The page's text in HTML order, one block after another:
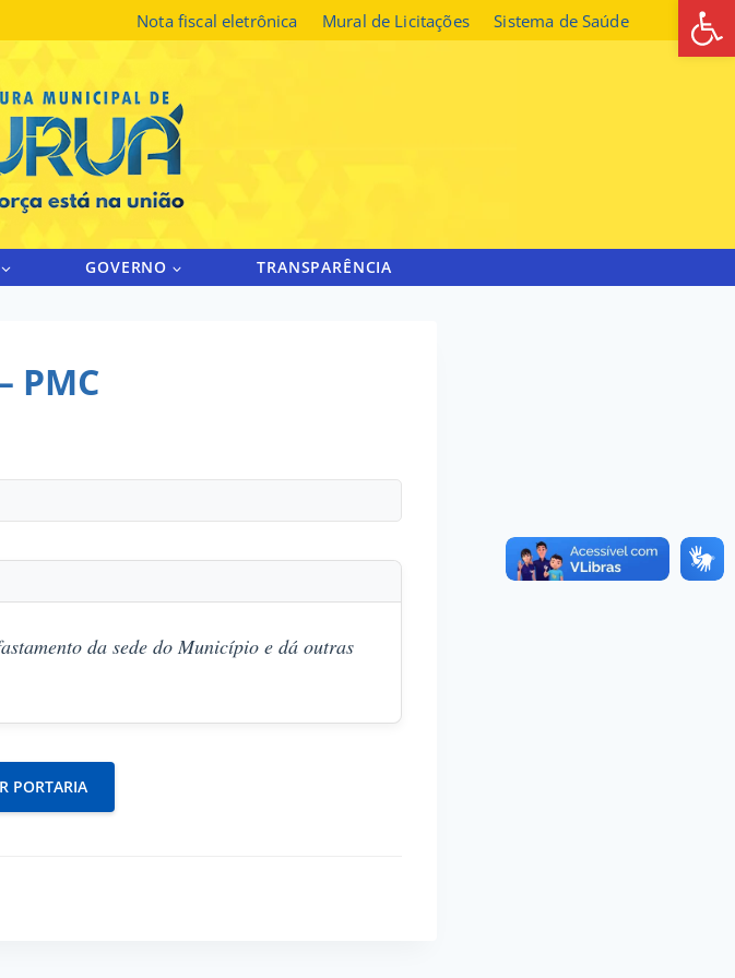
Nota fiscal eletrônica Mural de Licitações Sistema de Saúde
GOVERNO TRANSPARÊNCIA
PMC
da sede do Município e dá outras
PORTARIA